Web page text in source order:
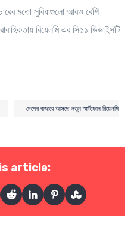
মতো সুবিধাগুলো আরও বেশি
রিয়েলমি এর সি৫১ ডিভাইসটি
দেশের বাজারে আসছে নতুন স্মার্টফোন রিয়েলমি
article: